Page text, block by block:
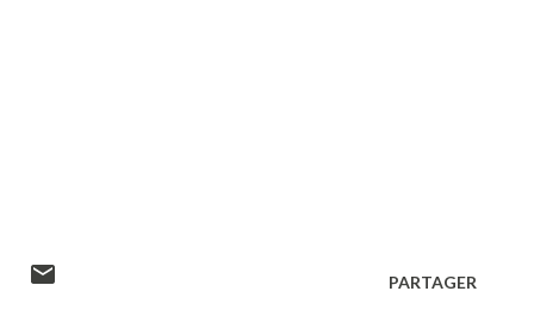
PARTAGER